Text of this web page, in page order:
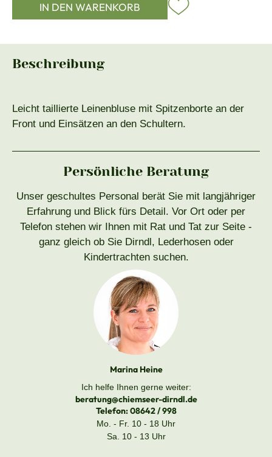
IN DEN WARENKORB
Beschreibung
Leicht taillierte Leinenbluse mit Spitzenborte an der
Front und Einsätzen an den Schultern.
Persönliche Beratung
Unser geschultes Personal berät Sie mit langjähriger
Erfahrung und Blick fürs Detail. Vor Ort oder per
Telefon stehen wir Ihnen mit Rat und Tat zur Seite -
ganz gleich ob Sie Dirndl, Lederhosen oder
Kindertrachten suchen.
Marina Heine
Ich helfe Ihnen gerne weiter:
beratung@chiemseer-dirndl.de
Telefon:08642 / 998
Mo. - Fr. 10 - 18 Uhr
Sa. 10 - 13 Uhr